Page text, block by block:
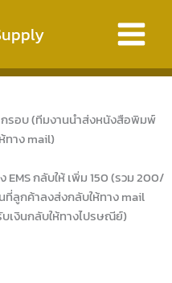
Menu
รอบ (ทีมงานนำส่งหนังสือพิมพ์
ทาง mail)
กลับให้ เพิ่ม 150 (รวม 200/
ลูกค้าลงส่งกลับให้ทาง mail
เงินกลับให้ทางไปรษณีย์)